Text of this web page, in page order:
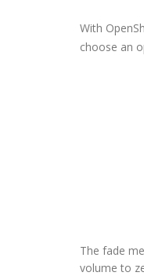
With
choose an
The fade
volume to